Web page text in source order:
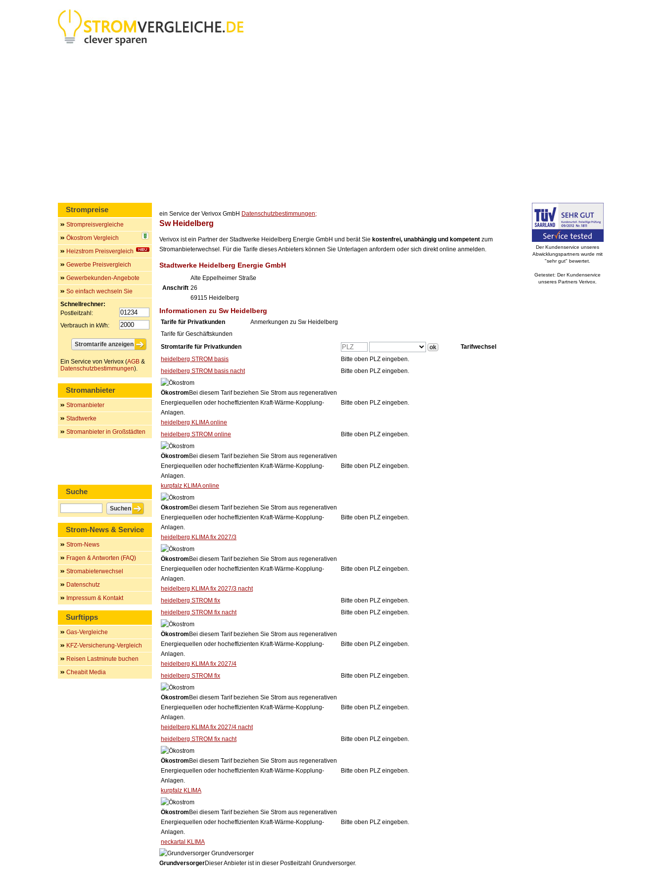
ein Service der Verivox GmbH Datenschutzbestimmungen;
Sw Heidelberg
Verivox ist ein Partner der Stadtwerke Heidelberg Energie GmbH und berät Sie kostenfrei, unabhängig und kompetent zum
Stromanbieterwechsel. Für die Tarife dieses Anbieters können Sie Unterlagen anfordern oder sich direkt online anmelden.
Stadtwerke Heidelberg Energie GmbH
Anschrift
Alte Eppelheimer Straße
26
69115 Heidelberg
Informationen zu Sw Heidelberg
Tarife für Privatkunden
Anmerkungen zu Sw Heidelberg
Tarife für Geschäftskunden
Stromtarife für Privatkunden
Tarifwechsel
heidelberg STROM basis
Bitte oben PLZ eingeben.
heidelberg STROM basis nacht
Bitte oben PLZ eingeben.
Ökostrom Bei diesem Tarif beziehen Sie Strom aus regenerativen
Energiequellen oder hocheffizienten Kraft-Wärme-Kopplung-
Anlagen.
heidelberg KLIMA online
Bitte oben PLZ eingeben.
heidelberg STROM online Bitte oben PLZ eingeben.
Ökostrom Bei diesem Tarif beziehen Sie Strom aus regenerativen
Energiequellen oder hocheffizienten Kraft-Wärme-Kopplung-
Anlagen.
kurpfalz KLIMA online
Bitte oben PLZ eingeben.
Ökostrom Bei diesem Tarif beziehen Sie Strom aus regenerativen
Energiequellen oder hocheffizienten Kraft-Wärme-Kopplung-
Anlagen.
heidelberg KLIMA fix 2027/3
Bitte oben PLZ eingeben.
Ökostrom Bei diesem Tarif beziehen Sie Strom aus regenerativen
Energiequellen oder hocheffizienten Kraft-Wärme-Kopplung-
Anlagen.
heidelberg KLIMA fix 2027/3 nacht
Bitte oben PLZ eingeben.
heidelberg STROM fix
Bitte oben PLZ eingeben.
heidelberg STROM fix nacht
Bitte oben PLZ eingeben.
Ökostrom Bei diesem Tarif beziehen Sie Strom aus regenerativen
Energiequellen oder hocheffizienten Kraft-Wärme-Kopplung-
Anlagen.
heidelberg KLIMA fix 2027/4
Bitte oben PLZ eingeben.
heidelberg STROM fix Bitte oben PLZ eingeben.
Ökostrom Bei diesem Tarif beziehen Sie Strom aus regenerativen
Energiequellen oder hocheffizienten Kraft-Wärme-Kopplung-
Anlagen.
heidelberg KLIMA fix 2027/4 nacht
Bitte oben PLZ eingeben.
heidelberg STROM fix nacht Bitte oben PLZ eingeben.
Ökostrom Bei diesem Tarif beziehen Sie Strom aus regenerativen
Energiequellen oder hocheffizienten Kraft-Wärme-Kopplung-
Anlagen.
kurpfalz KLIMA
Bitte oben PLZ eingeben.
Ökostrom Bei diesem Tarif beziehen Sie Strom aus regenerativen
Energiequellen oder hocheffizienten Kraft-Wärme-Kopplung-
Anlagen.
neckartal KLIMA
Bitte oben PLZ eingeben.
Grundversorger
GrundversorgerDieser Anbieter ist in dieser Postleitzahl Grundversorger.
Strompreise
Strompreisvergleiche
Ökostrom Vergleich
Heizstrom Preisvergleich
Gewerbe Preisvergleich
Gewerbekunden-Angebote
So einfach wechseln Sie
Schnellrechner:
Postleitzahl:
Verbrauch in kWh:
Ein Service von Verivox (AGB &
Datenschutzbestimmungen).
Stromanbieter
Stromanbieter
Stadtwerke
Stromanbieter in Großstädten
Suche
Strom-News & Service
Strom-News
Fragen & Antworten (FAQ)
Stromabieterwechsel
Datenschutz
Impressum & Kontakt
Surftipps
Gas-Vergleiche
KFZ-Versicherung-Vergleich
Reisen Lastminute buchen
Cheabit Media
Der Kundenservice unseres
Abwicklungspartners wurde mit
"sehr gut" bewertet.
Getestet: Der Kundenservice
unseres Partners Verivox.